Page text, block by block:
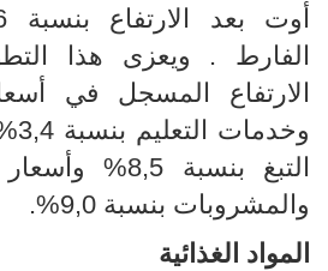
الفارط . ويعزى هذا
الارتفاع المسجل في
التبغ بنسبة
والمشروبات بنسبة 9,0%.
المواد الغذائية